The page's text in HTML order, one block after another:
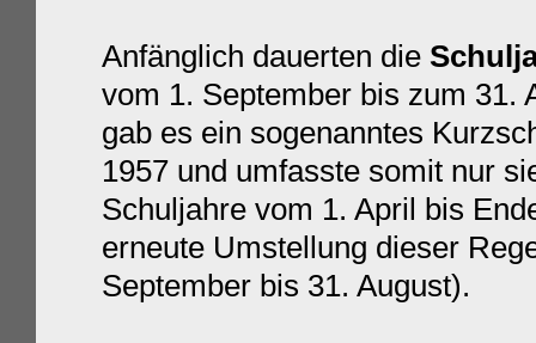
Anfänglich dauerten die
vom 1. September bis zum 31.
gab es ein sogenanntes
1957 und umfasste somit nur
Schuljahre vom 1. April bis
erneute Umstellung dieser
September bis 31. August).